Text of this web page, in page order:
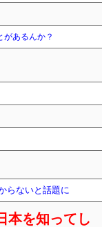
あるんか？
らないと話題に
本を知ってし